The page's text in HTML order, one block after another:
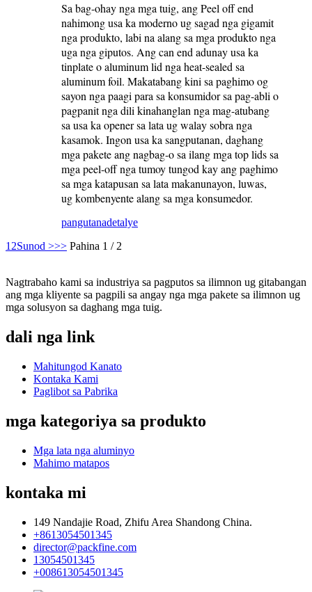
Sa bag-ohay nga mga tuig, ang Peel off end
nahimong usa ka moderno ug sagad nga gigamit
nga produkto, labi na alang sa mga produkto nga
uga nga giputos. Ang can end adunay usa ka
tinplate o aluminum lid nga heat-sealed sa
aluminum foil. Makatabang kini sa paghimo og
sayon ​​nga paagi para sa konsumidor sa pag-abli o
pagpanit nga dili kinahanglan nga mag-atubang
sa usa ka opener sa lata ug walay sobra nga
kasamok. Ingon usa ka sangputanan, daghang
mga pakete ang nagbag-o sa ilang mga top lids sa
mga peel-off nga tumoy tungod kay ang paghimo
sa mga katapusan sa lata makanunayon, luwas,
ug kombenyente alang sa mga konsumedor.
pangutanadetalye
1 2Sunod >>> Pahina 1 / 2
Nagtrabaho kami sa industriya sa pagputos sa ilimnon ug gitabangan
ang mga kliyente sa pagpili sa angay nga mga pakete sa ilimnon ug
mga solusyon sa daghang mga tuig.
dali nga link
Mahitungod Kanato
Kontaka Kami
Paglibot sa Pabrika
mga kategoriya sa produkto
Mga lata nga aluminyo
Mahimo matapos
kontaka mi
149 Nandajie Road, Zhifu Area Shandong China.
+8613054501345
director@packfine.com
13054501345
+008613054501345